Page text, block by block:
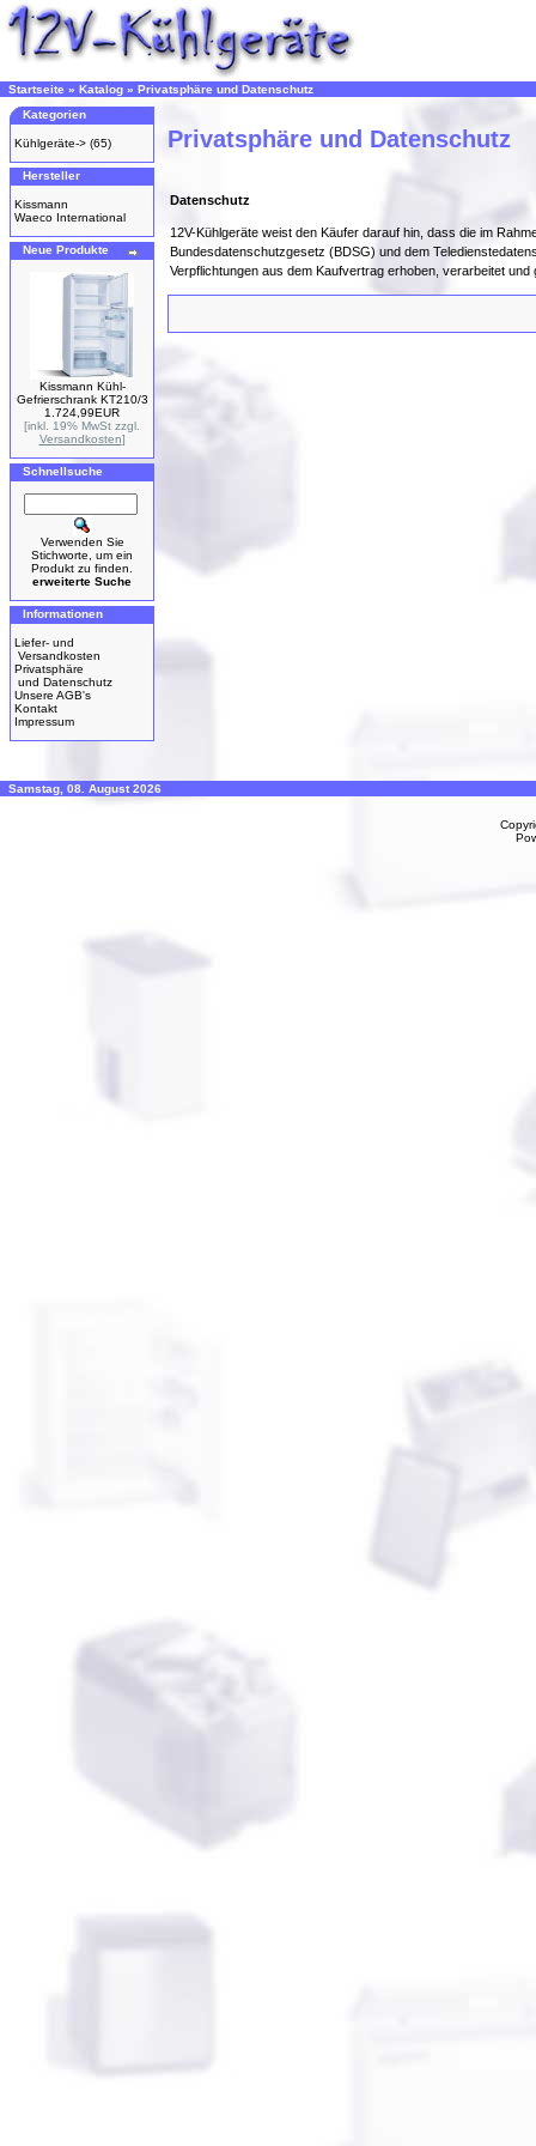
Startseite » Katalog » Privatsphäre und Datenschutz
Kategorien
Kühlgeräte-> (65)
Hersteller
Kissmann
Waeco International
Neue Produkte
Kissmann Kühl-
Gefrierschrank KT210/3
1.724,99EUR
[inkl. 19% MwSt zzgl.
Versandkosten]
Schnellsuche
Verwenden Sie
Stichworte, um ein
Produkt zu finden.
erweiterte Suche
Informationen
Liefer- und
Versandkosten
Privatsphäre
und Datenschutz
Unsere AGB's
Kontakt
Impressum
Privatsphäre und Datenschutz
Datenschutz
12V-Kühlgeräte weist den Käufer darauf hin, dass die im
Bundesdatenschutzgesetz (BDSG) und dem
Verpflichtungen aus dem Kaufvertrag erhoben, verarbeitet und
Samstag, 08. August 2026